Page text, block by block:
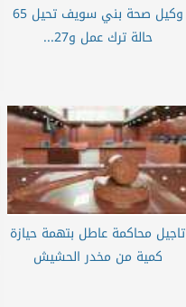
وكيل صحة بني سويف تحيل 65
حالة ترك عمل و27...
تاجيل محاكمة عاطل بتهمة حيازة
كمية من مخدر الحشيش